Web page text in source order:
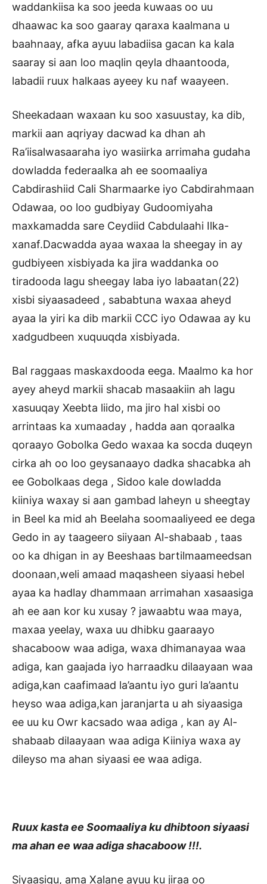
waddankiisa ka soo jeeda kuwaas oo uu
dhaawac ka soo gaaray qaraxa kaalmana u
baahnaay, afka ayuu labadiisa gacan ka kala
saaray si aan loo maqlin qeyla dhaantooda,
labadii ruux halkaas ayeey ku naf waayeen.
Sheekadaan waxaan ku soo xasuustay, ka dib,
markii aan aqriyay dacwad ka dhan ah
Ra’iisalwasaaraha iyo wasiirka arrimaha gudaha
dowladda federaalka ah ee soomaaliya
Cabdirashiid Cali Sharmaarke iyo Cabdirahmaan
Odawaa, oo loo gudbiyay Gudoomiyaha
maxkamadda sare Ceydiid Cabdulaahi Ilka-
xanaf.Dacwadda ayaa waxaa la sheegay in ay
gudbiyeen xisbiyada ka jira waddanka oo
tiradooda lagu sheegay laba iyo labaatan(22)
xisbi siyaasadeed , sababtuna waxaa aheyd
ayaa la yiri ka dib markii CCC iyo Odawaa ay ku
xadgudbeen xuquuqda xisbiyada.
Bal raggaas maskaxdooda eega. Maalmo ka hor
ayey aheyd markii shacab masaakiin ah lagu
xasuuqay Xeebta liido, ma jiro hal xisbi oo
arrintaas ka xumaaday , hadda aan qoraalka
qoraayo Gobolka Gedo waxaa ka socda duqeyn
cirka ah oo loo geysanaayo dadka shacabka ah
ee Gobolkaas dega , Sidoo kale dowladda
kiiniya waxay si aan gambad laheyn u sheegtay
in Beel ka mid ah Beelaha soomaaliyeed ee dega
Gedo in ay taageero siiyaan Al-shabaab , taas
oo ka dhigan in ay Beeshaas bartilmaameedsan
doonaan,weli amaad maqasheen siyaasi hebel
ayaa ka hadlay dhammaan arrimahan xasaasiga
ah ee aan kor ku xusay ? jawaabtu waa maya,
maxaa yeelay, waxa uu dhibku gaaraayo
shacaboow waa adiga, waxa dhimanayaa waa
adiga, kan gaajada iyo harraadku dilaayaan waa
adiga,kan caafimaad la’aantu iyo guri la’aantu
heyso waa adiga,kan jaranjarta u ah siyaasiga
ee uu ku Owr kacsado waa adiga , kan ay Al-
shabaab dilaayaan waa adiga Kiiniya waxa ay
dileyso ma ahan siyaasi ee waa adiga.
Ruux kasta ee Soomaaliya ku dhibtoon siyaasi
ma ahan ee waa adiga shacaboow !!!.
Siyaasigu, ama Xalane ayuu ku jiraa oo